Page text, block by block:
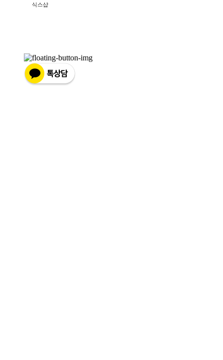
식스샵